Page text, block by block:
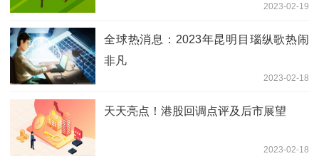
2023-02-19
全球热消息：2023年昆明目瑙纵歌热闹
非凡
2023-02-18
天天亮点！港股回调点评及后市展望
2023-02-18